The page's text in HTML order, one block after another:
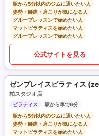
駅から5分以内のジムに通いたい人
姿勢・腰痛・肩こりが気になる人
グループレッスンで始めたい人
マットピラティスを始めたい人
グループレッスンで始めたい人
公式サイトを見る
ゼンプレイスピラティス
柏スタジオ店
ピラティス
駅から車で6分
駅から5分以内のジムに通いたい人
姿勢・腰痛・肩こりが気になる人
マットピラティスを始めたい人